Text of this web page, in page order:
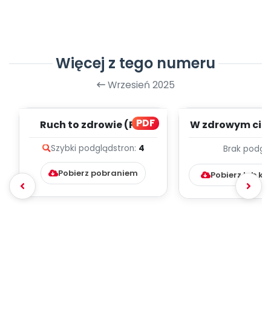
Więcej z tego numeru
Wrzesień 2025
PDF
Ruch to zdrowie (PD)
Szybki podglądstron: 4
Pobierz pobraniem
W zdrowym
Brak
Pobierz lub